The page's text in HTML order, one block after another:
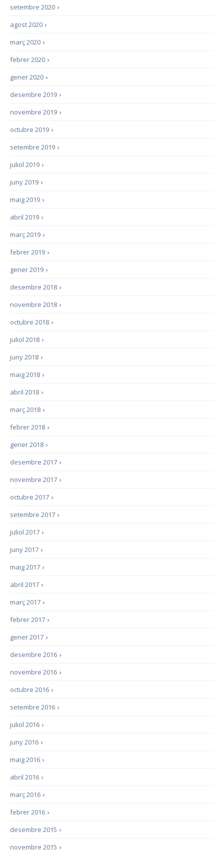
›
setembre 2020
›
agost 2020
›
març 2020
›
febrer 2020
›
gener 2020
›
desembre 2019
›
novembre 2019
›
octubre 2019
›
setembre 2019
›
juliol 2019
›
juny 2019
›
maig 2019
›
abril 2019
›
març 2019
›
febrer 2019
›
gener 2019
›
desembre 2018
›
novembre 2018
›
octubre 2018
›
juliol 2018
›
juny 2018
›
maig 2018
›
abril 2018
›
març 2018
›
febrer 2018
›
gener 2018
›
desembre 2017
›
novembre 2017
›
octubre 2017
›
setembre 2017
›
juliol 2017
›
juny 2017
›
maig 2017
›
abril 2017
›
març 2017
›
febrer 2017
›
gener 2017
›
desembre 2016
›
novembre 2016
›
octubre 2016
›
setembre 2016
›
juliol 2016
›
juny 2016
›
maig 2016
›
abril 2016
›
març 2016
›
febrer 2016
›
desembre 2015
›
novembre 2015